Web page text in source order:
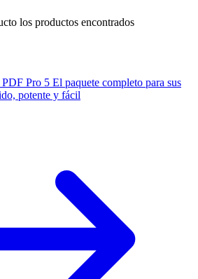
los productos encontrados
PDF Pro 5 El paquete completo para sus
potente y fácil